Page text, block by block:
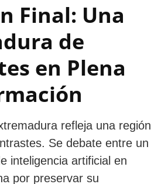
Final: Una
de
en Plena
refleja una región
Se debate entre un
inteligencia artificial en
por preservar su